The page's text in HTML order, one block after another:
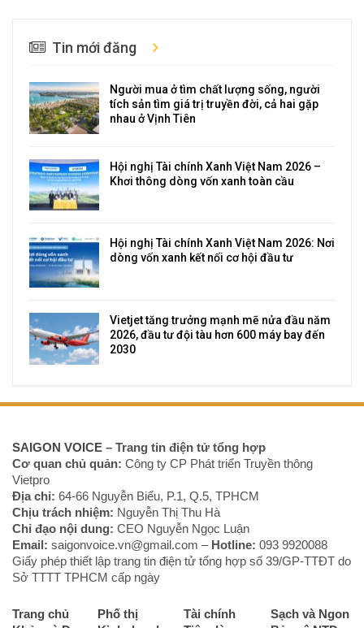
Tin mới đăng
Người mua ở tìm chất lượng sống, người
tích sản tìm giá trị truyền đời, cả hai gặp
nhau ở Vịnh Tiên
Hội nghị Tài chính Xanh Việt Nam 2026 –
Khơi thông dòng vốn xanh toàn cầu
Hội nghị Tài chính Xanh Việt Nam 2026: Nơi
dòng vốn xanh kết nối cơ hội đầu tư
Vietjet tăng trưởng mạnh mẽ nửa đầu năm
2026, đầu tư đội tàu hơn 600 máy bay đến
2030
SAIGON VOICE – Trang tin điện tử tổng hợp
Cơ quan chủ quản: Công ty CP Phát triển Truyền thông
Vietpro
Địa chỉ: 64-66 Nguyễn Biểu, P.1, Q.5, TPHCM
Chịu trách nhiệm: Nguyễn Thị Thu Hà
Chỉ đạo nội dung: CEO Nguyễn Ngọc Luận
Email: saigonvoice.vn@gmail.com – Hotline: 093 9920088‬
Giấy phép thiết lập trang tin điện tử tổng hợp số 39/GP-TTĐT do
Sở TTTT TPHCM cấp ngày
Trang chủ Phố thị Tài chính
Sạch và Ngon